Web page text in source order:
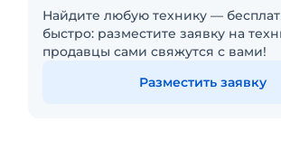
Найдите любую технику —
быстро: разместите заявку на
продавцы сами свяжутся с вами!
Разместить заявку